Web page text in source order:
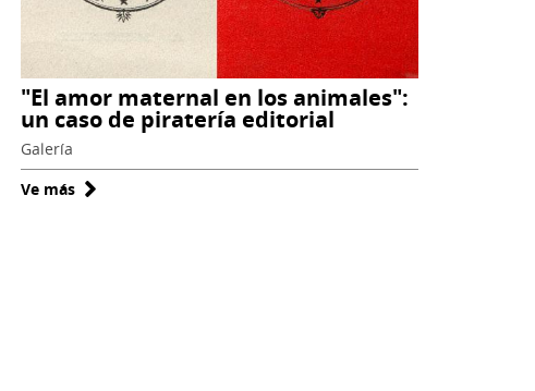
"El amor maternal en los animales":
un caso de piratería editorial
Galería
Ve más sobre